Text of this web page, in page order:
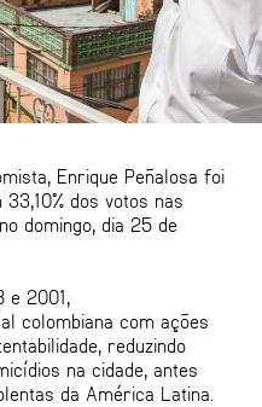
Enrique Peñalosa foi
dos votos nas
domingo, dia 25 de
e 2001,
colombiana com ações
reduzindo
na cidade, antes
da América Latina.